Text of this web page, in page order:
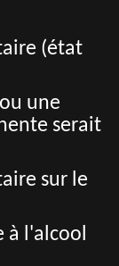
(état
une
serait
sur le
à l'alcool